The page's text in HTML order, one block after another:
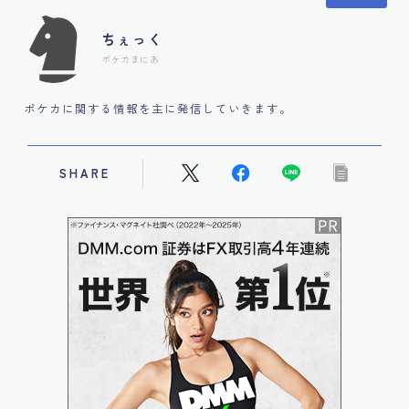
ちぇっく
ポケカまにあ
ポケカに関する情報を主に発信していきます。
SHARE